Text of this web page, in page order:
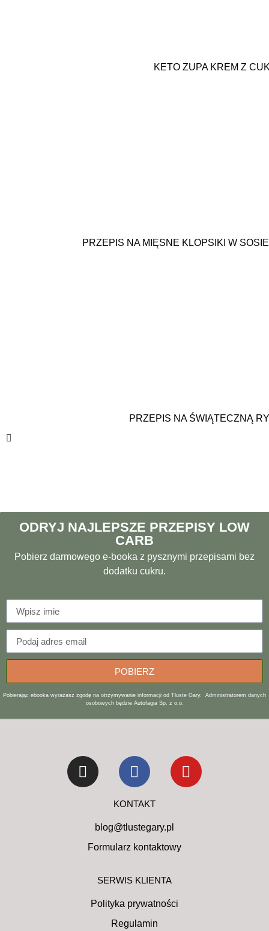
KETO ZUPA KREM Z
PRZEPIS NA MIĘSNE KLOPSIKI W
PRZEPIS NA ŚWIĄTECZNĄ
ODRYJ NAJLEPSZE PRZEPISY LOW
CARB
Pobierz darmowego e-booka z pysznymi przepisami bez
dodatku cukru.
POBIERZ
Pobierając ebooka wyrażasz zgodę na otrzymywanie informacji od Tłuste Gary. Administratorem danych
osobowych będzie Autofagia Sp. z o.o.
KONTAKT
blog@tlustegary.pl
Formularz kontaktowy
SERWIS KLIENTA
Polityka prywatności
Regulamin